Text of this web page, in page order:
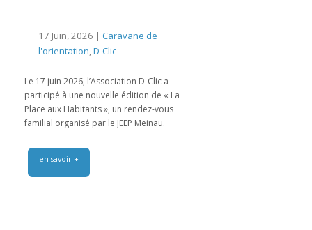
17 Juin, 2026 | Caravane de
l'orientation D-Clic
Le 17 juin 2026, l’Association D-Clic a
participé à une nouvelle édition de « La
Place aux Habitants », un rendez-vous
familial organisé par le JEEP Meinau.
en savoir +